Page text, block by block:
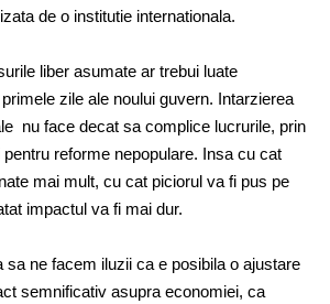
de o institutie internationala.
liber asumate ar trebui luate
zile ale noului guvern. Intarzierea
nu face decat sa complice lucrurile, prin
reforme nepopulare. Insa cu cat
mai mult, cu cat piciorul va fi pus pe
impactul va fi mai dur.
sa ne facem iluzii ca e posibila o ajustare
semnificativ asupra economiei, ca